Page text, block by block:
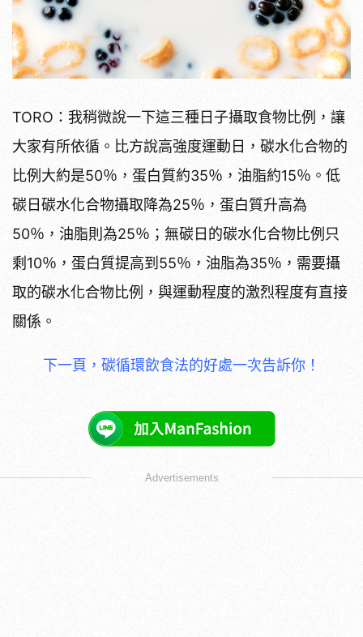
TORO：我稍微說一下這三種日子攝取食物比例，讓
大家有所依循。比方說高強度運動日，碳水化合物的
比例大約是50％，蛋白質約35％，油脂約15％。低
碳日碳水化合物攝取降為25％，蛋白質升高為
50％，油脂則為25％；無碳日的碳水化合物比例只
剩10％，蛋白質提高到55％，油脂為35％，需要攝
取的碳水化合物比例，與運動程度的激烈程度有直接
關係。
下一頁，碳循環飲食法的好處一次告訴你！
Advertisements